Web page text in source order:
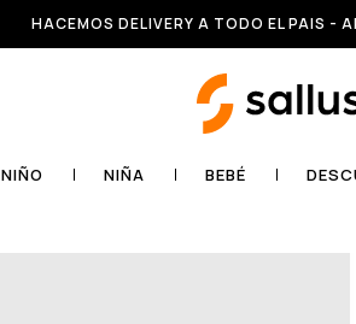
HACEMOS DELIVERY A TODO EL PAIS -
NIÑO NIÑA BEBÉ